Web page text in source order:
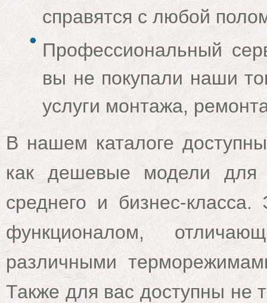
справятся с любой
Профессиональный
вы не покупали наши
услуги монтажа,
В нашем каталоге
как дешевые модели
среднего и бизнес-
функционалом,
различными
Также для вас доступны не